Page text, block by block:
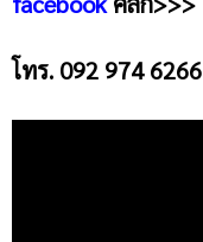
โทร. 092 974 6266